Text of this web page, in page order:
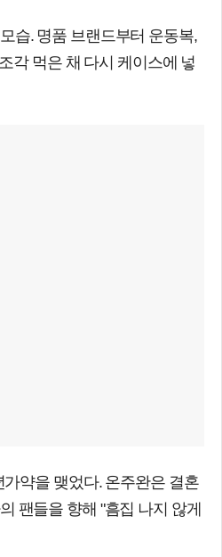
습. 명품 브랜드부터 운동복,
각 먹은 채 다시 케이스에 넣
약을 맺었다. 온주완은 결혼
팬들을 향해 "흠집 나지 않게